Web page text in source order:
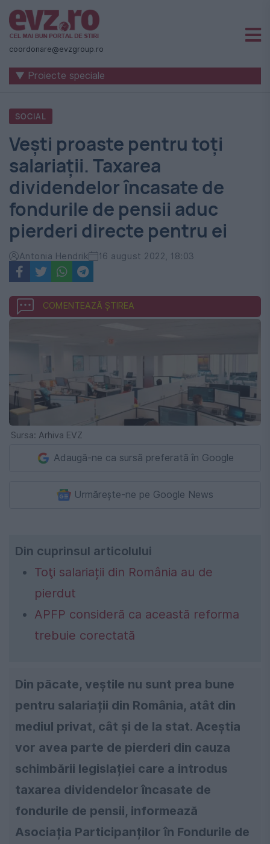
Știri
naționale
internaționale
România
-
Evenimentul
Zilei
coordonare@evzgroup.ro
▼ Proiecte speciale
SOCIAL
Vești proaste pentru toţi
salariații. Taxarea
dividendelor încasate de
fondurile de pensii aduc
pierderi directe pentru ei
Antonia Hendrik 16 august 2022, 18:03
COMENTEAZĂ ȘTIREA
Sursa: Arhiva EVZ
Adaugă-ne ca sursă preferată în Google
Urmărește-ne pe Google News
Din cuprinsul articolului
Toţi salariații din România au de
pierdut
APFP consideră ca această reforma
trebuie corectată
Din păcate, veștile nu sunt prea bune
pentru salariații din România, atât din
mediul privat, cât şi de la stat. Aceștia
vor avea parte de pierderi din cauza
schimbării legislației care a introdus
taxarea dividendelor încasate de
fondurile de pensii, informează
Asociația Participanților în Fondurile de